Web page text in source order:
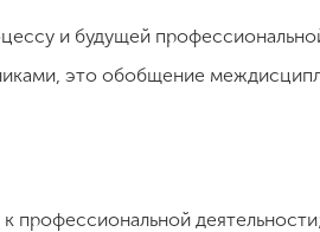
и будущей
это обобщение
профессиональной деятельности;